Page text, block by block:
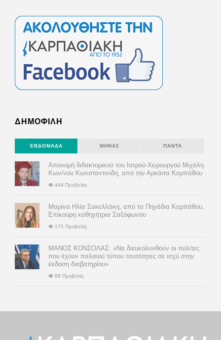
ΔΗΜΟΦΙΛΗ
ΕΒΔΟΜΆΔΑ ΜΉΝΑΣ ΠΆΝΤΑ
Απονομή διδακτορικού του Ιατρού-Χειρουργού Μιχάλη
Κων/νου Κωνσταντινιδη, από την Αρκάσα Καρπάθου
444 Προβολές
Μαρίνα Ηλία Σακελλάκη, από τα Πηγάδια Καρπάθου,
Επίκουρη καθηγήτρια Σαξόφωνου
175 Προβολές
ΜΑΝΟΣ ΚΟΝΣΟΛΑΣ: «Να διευκολυνθούν οι πολίτες
που έχουν παλαιού τύπου ταυτότητες σε ισχύ στην
έκδοση διαβατηρίου»
69 Προβολές